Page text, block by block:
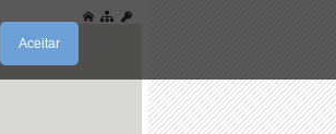
Aceitar